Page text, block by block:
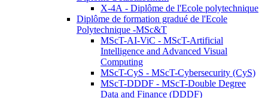
X-4A - Diplôme de l'Ecole polytechnique
Diplôme de formation gradué de l'Ecole
Polytechnique -MSc&T
MScT-AI-ViC - MScT-Artificial
Intelligence and Advanced Visual
Computing
MScT-CyS - MScT-Cybersecurity (CyS)
MScT-DDDF - MScT-Double Degree
Data and Finance (DDDF)